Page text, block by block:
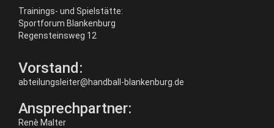
Trainings- und Spielstätte:
Sportforum Blankenburg
Regensteinsweg 12
Vorstand:
abteilungsleiter@handball-blankenburg.de
Ansprechpartner:
Renè Malter